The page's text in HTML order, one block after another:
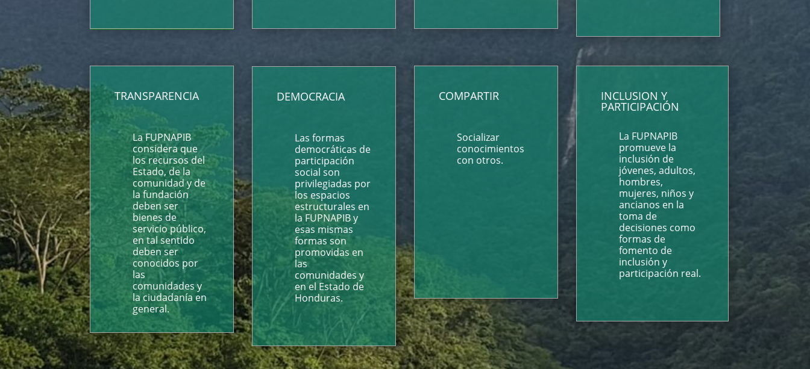
TRANSPARENCIA
La FUPNAPIB
considera que
los recursos del
Estado, de la
comunidad y de
la fundación
deben ser
bienes de
servicio público,
en tal sentido
deben ser
conocidos por
las
comunidades y
la ciudadanía en
general.
DEMOCRACIA
Las formas
democráticas de
participación
social son
privilegiadas por
los espacios
estructurales en
la FUPNAPIB y
esas mismas
formas son
promovidas en
las
comunidades y
en el Estado de
Honduras.
COMPARTIR
Socializar
conocimientos
con otros.
INCLUSION Y
PARTICIPACIÓN
La FUPNAPIB
promueve la
inclusión de
jóvenes, adultos,
hombres,
mujeres, niños y
ancianos en la
toma de
decisiones como
formas de
fomento de
inclusión y
participación real.